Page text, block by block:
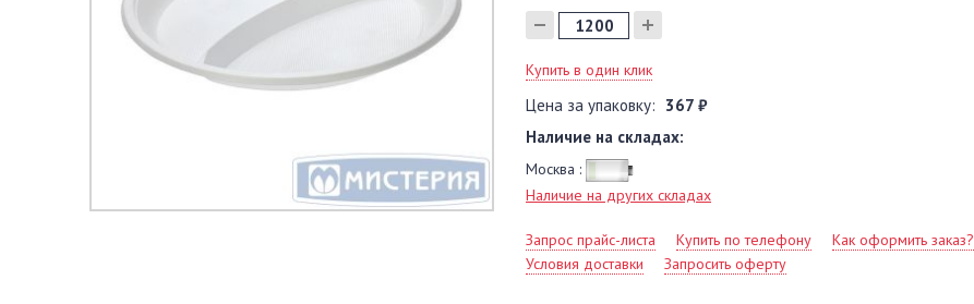
Купить в один клик
Цена за упаковку: 367 ₽
Наличие на складах:
Москва :
Наличие на других складах
Запрос прайс-листа Купить по телефону
Как оформить заказ?
Условия доставки
Запросить оферту